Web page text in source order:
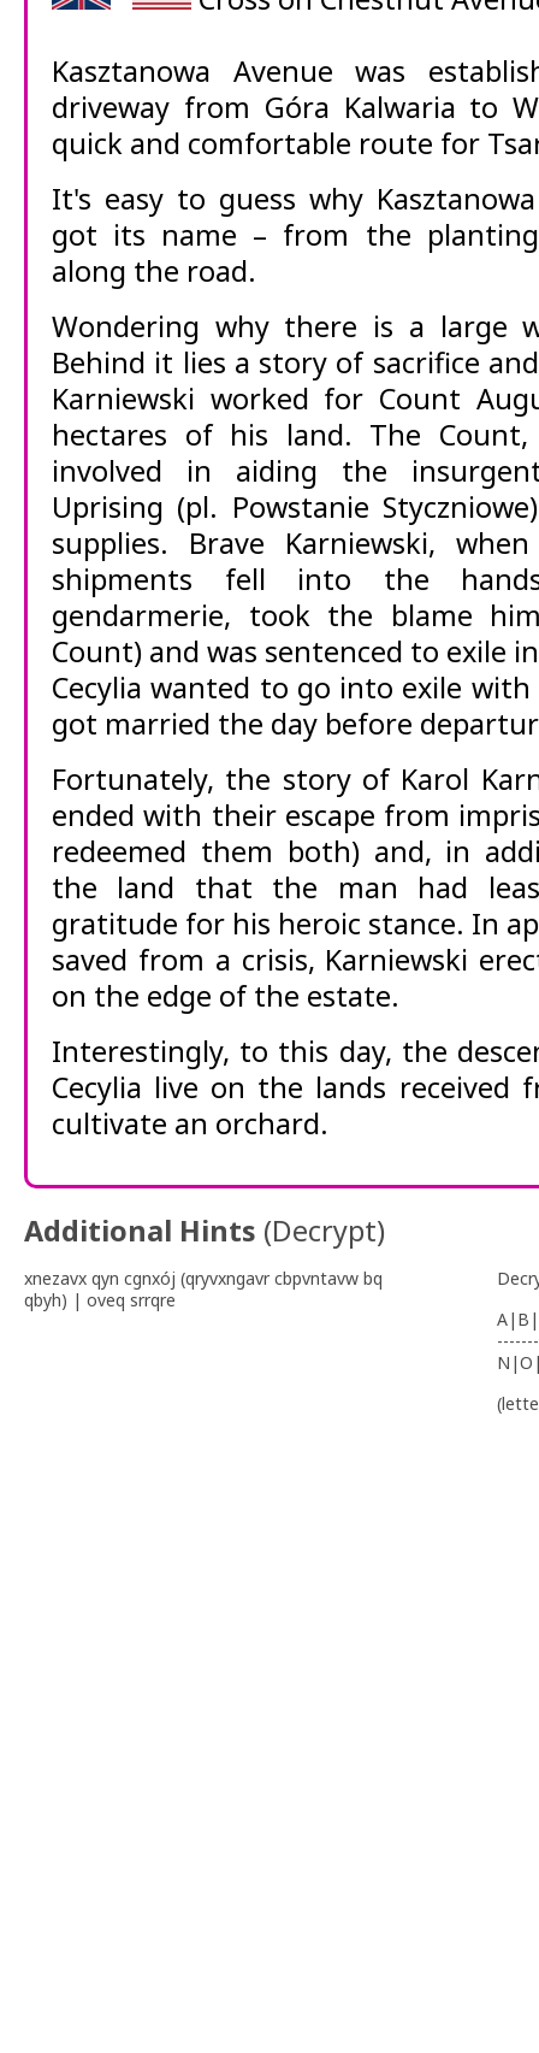
Kasztanowa Avenue was
driveway from Góra Kalwaria to
quick and comfortable route for
It's easy to guess why
got its name – from the
along the road.
Wondering why there is a large
Behind it lies a story of sacrifice
Karniewski worked for Count
hectares of his land. The
involved in aiding the
Uprising (pl. Powstanie
supplies. Brave Karniewski,
shipments fell into the
gendarmerie, took the blame
Count) and was sentenced to exile
Cecylia wanted to go into exile
got married the day before
Fortunately, the story of Karol
ended with their escape from
redeemed them both) and, in
the land that the man had
gratitude for his heroic stance. In
saved from a crisis, Karniewski
on the edge of the estate.
Interestingly, to this day, the
Cecylia live on the lands received
cultivate an orchard.
Additional Hints (Decrypt)
xnezavx qyn cgnxój (qryvxngavr cbpvntavw bq
qbyh) | oveq srrqre